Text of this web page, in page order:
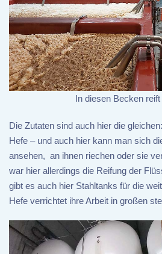
In diesen Becken
Die Zutaten sind auch hier die
Hefe – und auch hier kann man sich
ansehen, an ihnen riechen oder sie
war hier allerdings die Reifung der
gibt es auch hier Stahltanks für die
Hefe verrichtet ihre Arbeit in großen